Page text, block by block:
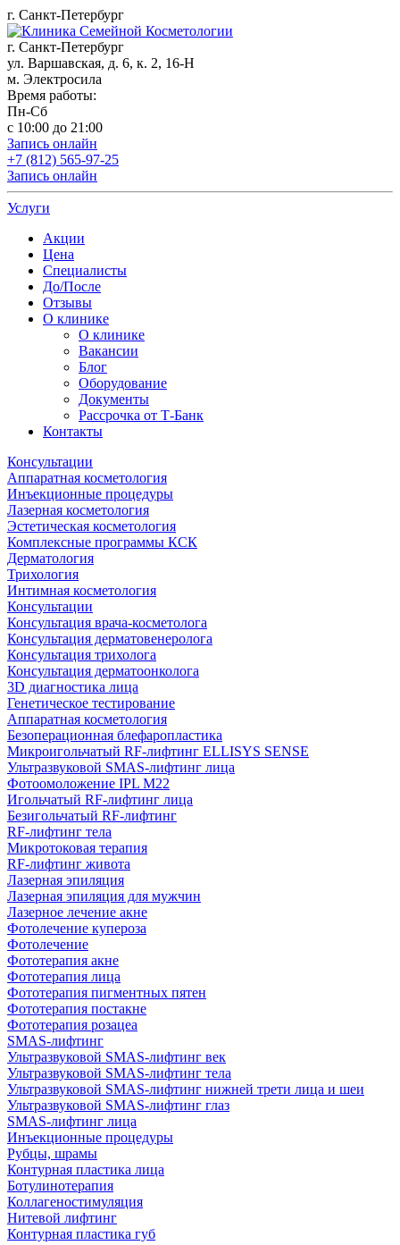
г. Санкт-Петербург
г. Санкт-Петербург
ул. Варшавская, д. 6, к. 2, 16-Н
м. Электросила
Время работы:
Пн-Сб
с 10:00 до 21:00
Запись онлайн
+7 (812) 565-97-25
Запись онлайн
Услуги
Акции
Цена
Специалисты
До/После
Отзывы
О клинике
О клинике
Вакансии
Блог
Оборудование
Документы
Рассрочка от Т-Банк
Контакты
Консультации
Аппаратная косметология
Инъекционные процедуры
Лазерная косметология
Эстетическая косметология
Комплексные программы КСК
Дерматология
Трихология
Интимная косметология
Консультации
Консультация врача-косметолога
Консультация дерматовенеролога
Консультация трихолога
Консультация дерматоонколога
3D диагностика лица
Генетическое тестирование
Аппаратная косметология
Безоперационная блефаропластика
Микроигольчатый RF-лифтинг ELLISYS SENSE
Ультразвуковой SMAS-лифтинг лица
Фотоомоложение IPL M22
Игольчатый RF-лифтинг лица
Безигольчатый RF-лифтинг
RF-лифтинг тела
Микротоковая терапия
RF-лифтинг живота
Лазерная эпиляция
Лазерная эпиляция для мужчин
Лазерное лечение акне
Фотолечение купероза
Фотолечение
Фототерапия акне
Фототерапия лица
Фототерапия пигментных пятен
Фототерапия постакне
Фототерапия розацеа
SMAS-лифтинг
Ультразвуковой SMAS-лифтинг век
Ультразвуковой SMAS-лифтинг тела
Ультразвуковой SMAS-лифтинг нижней трети лица и шеи
Ультразвуковой SMAS-лифтинг глаз
SMAS-лифтинг лица
Инъекционные процедуры
Рубцы, шрамы
Контурная пластика лица
Ботулинотерапия
Коллагеностимуляция
Нитевой лифтинг
Контурная пластика губ